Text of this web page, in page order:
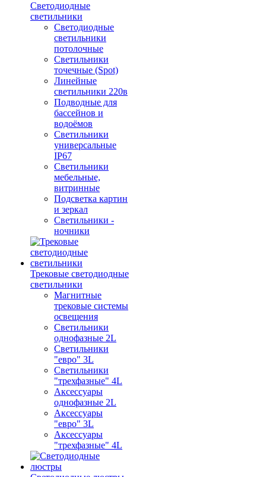
Светодиодные
светильники
Светодиодные
светильники
потолочные
Светильники
точечные (Spot)
Линейные
светильники 220в
Подводные для
бассейнов и
водоёмов
Светильники
универсальные
IP67
Светильники
мебельные,
витринные
Подсветка картин
и зеркал
Светильники -
ночники
Трековые светодиодные
светильники
Магнитные
трековые системы
освещения
Светильники
однофазные 2L
Светильники
"евро" 3L
Светильники
"трехфазные" 4L
Аксессуары
однофазные 2L
Аксессуары
"евро" 3L
Аксессуары
"трехфазные" 4L